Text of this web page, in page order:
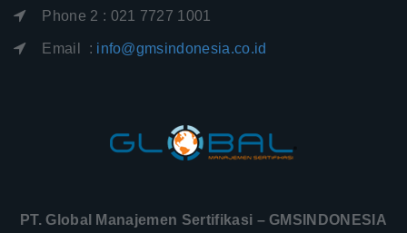
Phone 2 : 021 7727 1001
Email : info@gmsindonesia.co.id
PT. Global Manajemen Sertifikasi – GMSINDONESIA